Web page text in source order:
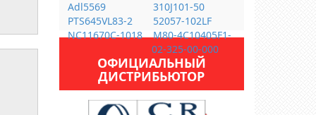
Adl5569
310J101-50
PTS645VL83-2
52057-102LF
NC11670C-1018
M80-4C10405F1-
02-325-00-000
ОФИЦИАЛЬНЫЙ
ДИСТРИБЬЮТОР